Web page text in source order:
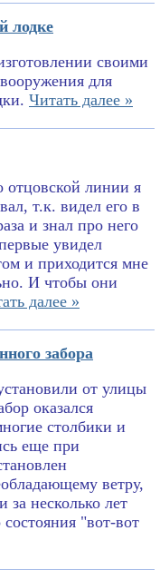
лодке
своими
для
Читать далее »
отцовской линии я
т.к. видел его в
и знал про него
увидел
и приходится мне
И чтобы они
далее »
забора
от улицы
оказался
столбики и
еще при
ветру,
за несколько лет
"вот-вот